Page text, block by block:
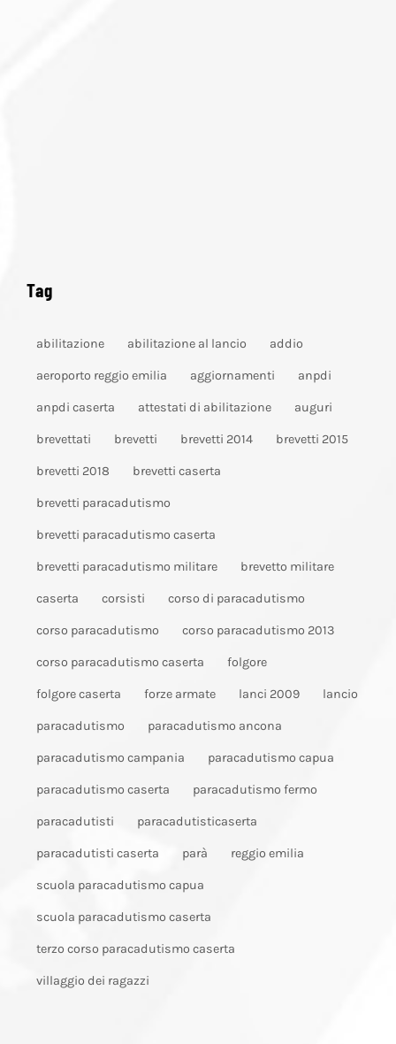
Tag
abilitazione abilitazione al lancio addio
aeroporto reggio emilia aggiornamenti anpdi
anpdi caserta attestati di abilitazione auguri
brevettati brevetti brevetti 2014 brevetti 2015
brevetti 2018 brevetti caserta
brevetti paracadutismo
brevetti paracadutismo caserta
brevetti paracadutismo militare brevetto militare
caserta corsisti corso di paracadutismo
corso paracadutismo corso paracadutismo 2013
corso paracadutismo caserta folgore
folgore caserta forze armate lanci 2009 lancio
paracadutismo paracadutismo ancona
paracadutismo campania paracadutismo capua
paracadutismo caserta paracadutismo fermo
paracadutisti paracadutisticaserta
paracadutisti caserta parà reggio emilia
scuola paracadutismo capua
scuola paracadutismo caserta
terzo corso paracadutismo caserta
villaggio dei ragazzi